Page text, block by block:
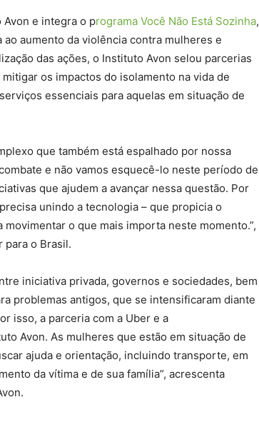
Avon e integra o programa Você Não Está Sozinha,
aumento da violência contra mulheres e
das ações, o Instituto Avon selou parcerias
os impactos do isolamento na vida de
essenciais para aquelas em situação de
que também está espalhado por nossa
e não vamos esquecê-lo neste período de
que ajudem a avançar nessa questão. Por
unindo a tecnologia – que propicia o
o que mais importa neste momento.”,
para o Brasil.
iniciativa privada, governos e sociedades, bem
problemas antigos, que se intensificaram diante
isso, a parceria com a Uber e a
Avon. As mulheres que estão em situação de
ajuda e orientação, incluindo transporte, em
da vítima e de sua família”, acrescenta